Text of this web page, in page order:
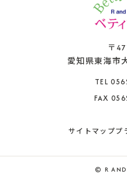
〒
愛知県東海市
TEL
FAX
サイトマッププ
© R